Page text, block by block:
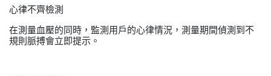
心律不齊檢測
在測量血壓的同時，監測用戶的心律情況，測量期間偵測到不
規則脈搏會立即提示。